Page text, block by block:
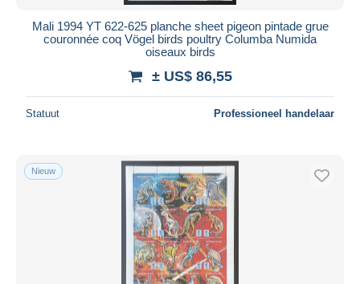
Mali 1994 YT 622-625 planche sheet pigeon pintade grue
couronnée coq Vögel birds poultry Columba Numida
oiseaux birds
± US$ 86,55
Statuut Professioneel handelaar
Nieuw